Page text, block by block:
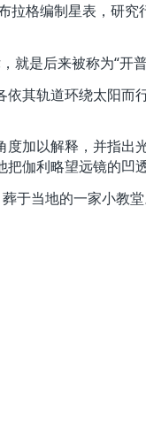
编制星表，研
后来被称为“开
轨道环绕太阳而
以解释，并指出
伽利略望远镜的凹
当地的一家小教